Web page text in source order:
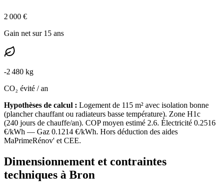
2 000 €
Gain net sur 15 ans
-2 480 kg
CO₂ évité / an
Hypothèses de calcul : Logement de 115 m² avec isolation bonne
(plancher chauffant ou radiateurs basse température). Zone H1c
(240 jours de chauffe/an). COP moyen estimé 2.6. Électricité 0.2516
€/kWh — Gaz 0.1214 €/kWh. Hors déduction des aides
MaPrimeRénov' et CEE.
Dimensionnement et contraintes
techniques à Bron